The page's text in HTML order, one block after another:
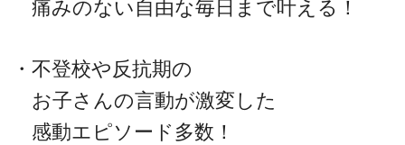
痛みのない自由な毎日まで叶える！
・不登校や反抗期の
お子さんの言動が激変した
感動エピソード多数！